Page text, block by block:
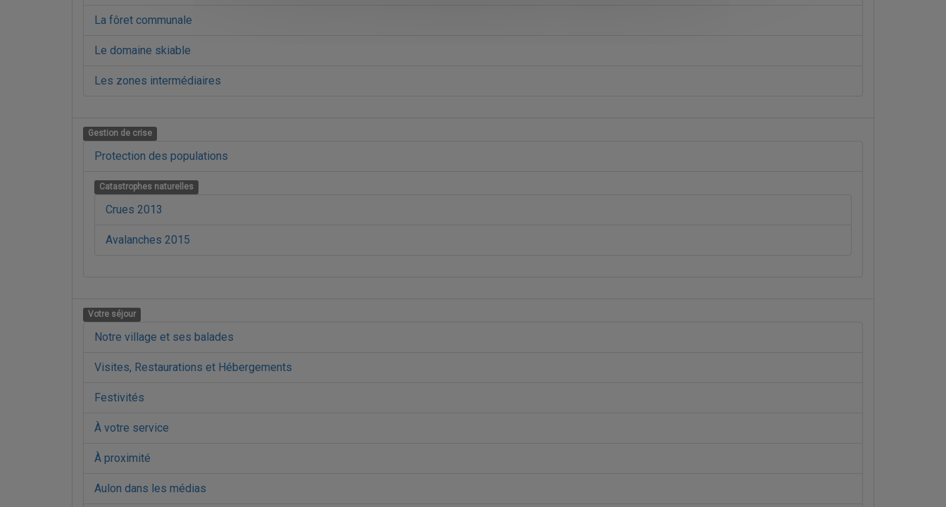
La fôret communale
Le domaine skiable
Les zones intermédiaires
Gestion de crise
Protection des populations
Catastrophes naturelles
Crues 2013
Avalanches 2015
Votre séjour
Notre village et ses balades
Visites, Restaurations et Hébergements
Festivités
À votre service
À proximité
Aulon dans les médias